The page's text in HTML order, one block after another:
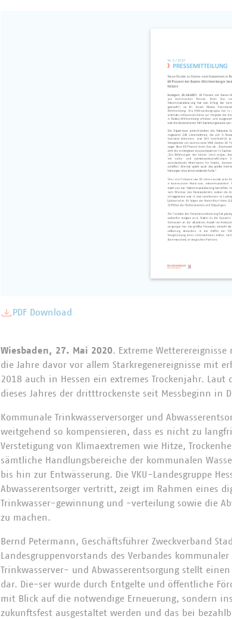
PDF Download
Wiesbaden, 27. Mai 2020. Extreme
die Jahre davor vor allem Starkregenereignisse mit
2018 auch in Hessen ein extremes Trockenjahr. Laut
dieses Jahres der dritttrockenste seit Messbeginn in
Kommunale Trinkwasserversorger und
weitgehend so kompensieren, dass es nicht zu
Verstetigung von Klimaextremen wie Hitze,
sämtliche Handlungsbereiche der kommunalen
bis hin zur Entwässerung. Die VKU-Landesgruppe
Abwasserentsorger vertritt, zeigt im Rahmen eines
Trinkwasser-gewinnung und -verteilung sowie die
zu machen.
Bernd Petermann, Geschäftsführer Zweckverband
Landesgruppenvorstands des Verbandes
Trinkwasserver- und Abwasserentsorgung stellt
dar. Die-ser wurde durch Entgelte und öffentliche
mit Blick auf die notwendige Erneuerung, sondern
zukunftsfest ausgestaltet werden und das bei